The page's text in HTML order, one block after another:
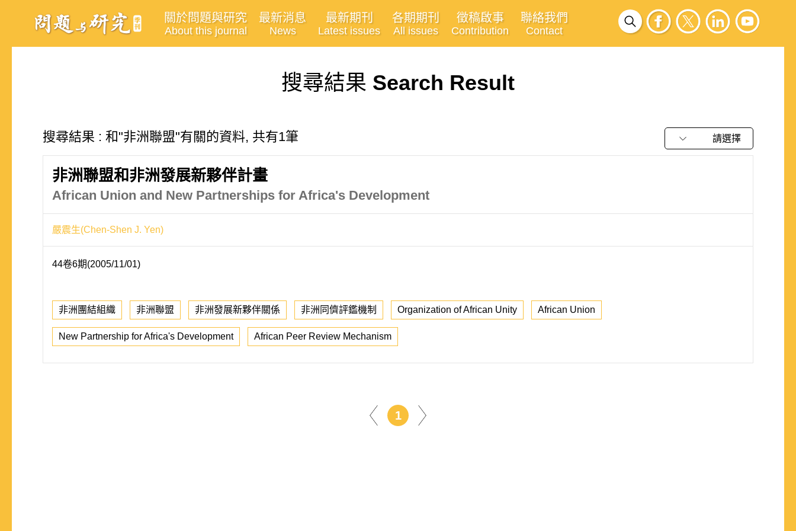
關於問題與研究
About this journal
最新消息
News
最新期刊
Latest issues
各期期刊
All issues
徵稿啟事
Contribution
聯絡我們
Contact
搜尋結果 Search Result
搜尋結果 : 和"非洲聯盟"有關的資料, 共有1筆 請選擇
非洲聯盟和非洲發展新夥伴計畫
African Union and New Partnerships for Africa's Development
嚴震生(Chen-Shen J. Yen)
44卷6期(2005/11/01)
非洲團結組織 非洲聯盟 非洲發展新夥伴關係 非洲同儕評鑑機制 Organization of African Unity African Union
New Partnership for Africa's Development African Peer Review Mechanism
1